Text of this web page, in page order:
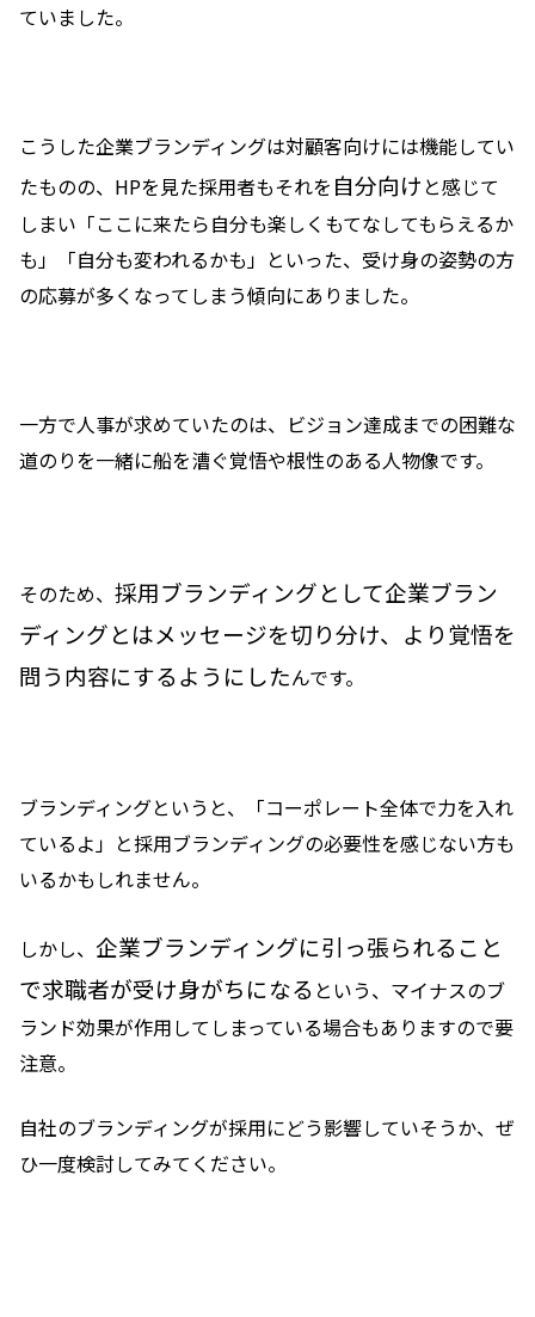
ていました。
こうした企業ブランディングは対顧客向けには機能してい
たものの、HPを見た採用者もそれを 自分向け と感じて
しまい「ここに来たら自分も楽しくもてなしてもらえるか
も」「自分も変われるかも」といった、受け身の姿勢の方
の応募が多くなってしまう傾向にありました。
一方で人事が求めていたのは、ビジョン達成までの困難な
道のりを一緒に船を漕ぐ覚悟や根性のある人物像です。
そのため、 採用ブランディングとして企業ブラン
ディングとはメッセージを切り分け、より覚悟を
問う内容にするようにしたんです。
ブランディングというと、「コーポレート全体で力を入れ
ているよ」と採用ブランディングの必要性を感じない方も
いるかもしれません。
しかし、 企業ブランディングに引っ張られること
で求職者が受け身がちになる という、マイナスのブ
ランド効果が作用してしまっている場合もありますので要
注意。
自社のブランディングが採用にどう影響していそうか、ぜ
ひ一度検討してみてください。